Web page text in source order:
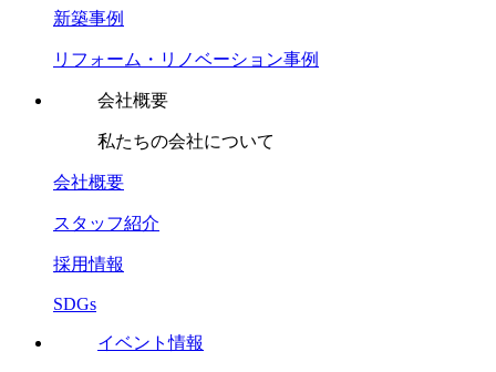
新築事例
リフォーム・リノベーション事例
会社概要
私たちの会社について
会社概要
スタッフ紹介
採用情報
SDGs
イベント情報